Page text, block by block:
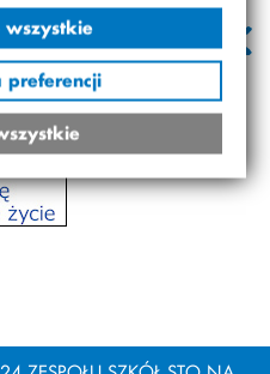
wszystkie
preferencji